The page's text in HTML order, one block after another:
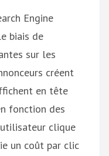
Engine
biais de
sur les
créent
en tête
fonction des
utilisateur clique
un coût par clic